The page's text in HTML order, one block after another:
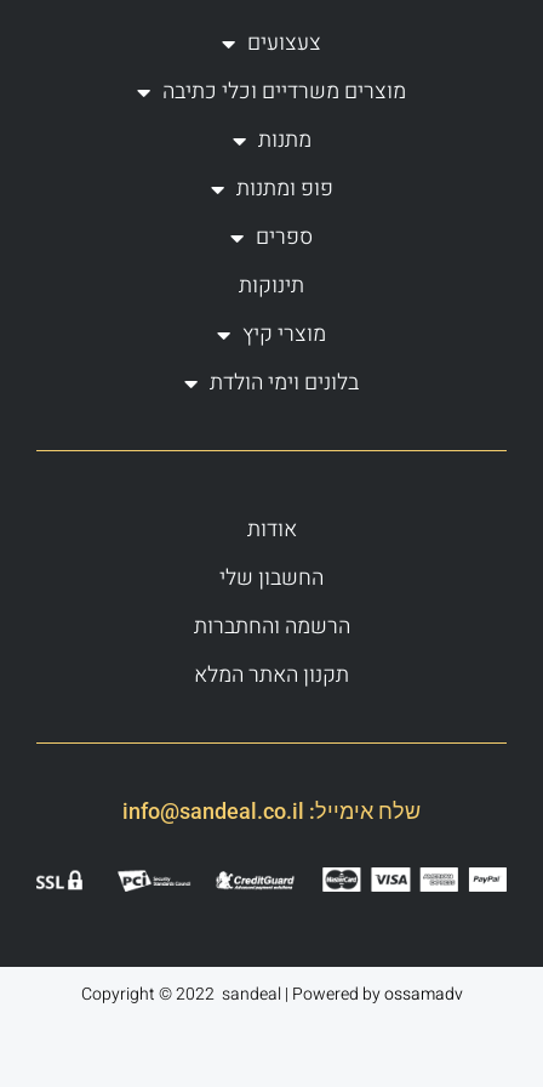
b
o
o
k
f
a
r
a
צעצועים
מוצרים משרדיים וכלי כתיבה
מתנות
פופ ומתנות
ספרים
תינוקות
מוצרי קיץ
בלונים וימי הולדת
אודות
החשבון שלי
הרשמה והחתברות
תקנון האתר המלא
שלח אימייל: info@sandeal.co.il
Copyright © 2022 sandeal | Powered byossamadv